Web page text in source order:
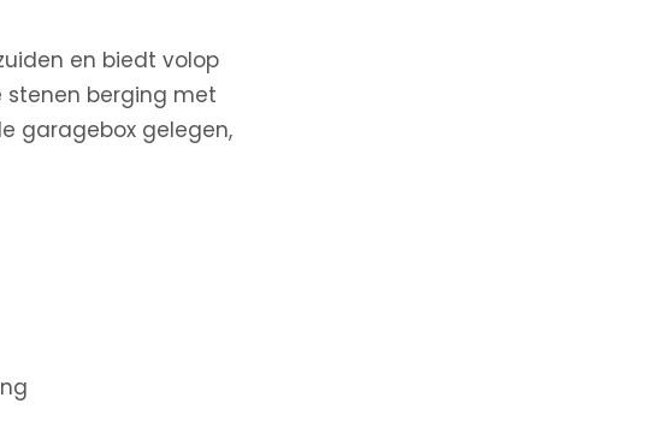
en biedt volop
stenen berging met
garagebox gelegen,